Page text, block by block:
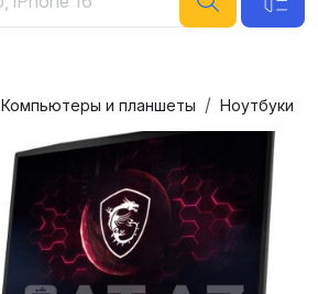
Компьютеры и планшеты Ноутбуки